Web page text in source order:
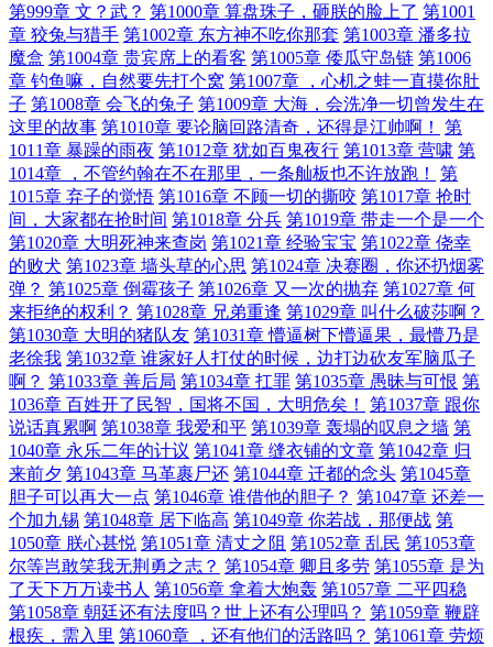
第999章 文？武？ 第1000章 算盘珠子，砸朕的脸上了 第1001
章 狡兔与猎手 第1002章 东方神不吃你那套 第1003章 潘多拉
魔盒 第1004章 贵宾席上的看客 第1005章 倭瓜守岛链 第1006
章 钓鱼嘛，自然要先打个窝 第1007章 ，心机之蛙一直摸你肚
子 第1008章 会飞的兔子 第1009章 大海，会洗净一切曾发生在
这里的故事 第1010章 要论脑回路清奇，还得是江帅啊！
第
1011章 暴躁的雨夜 第1012章 犹如百鬼夜行 第1013章 营啸 第
1014章 ，不管约翰在不在那里，一条舢板也不许放跑！
第
1015章 弃子的觉悟 第1016章 不顾一切的撕咬 第1017章 抢时
间，大家都在抢时间 第1018章 分兵 第1019章 带走一个是一个
第1020章 大明死神来查岗 第1021章 经验宝宝 第1022章 侥幸
的败犬 第1023章 墙头草的心思 第1024章 决赛圈，你还扔烟雾
弹？ 第1025章 倒霉孩子 第1026章 又一次的抛弃 第1027章 何
来拒绝的权利？ 第1028章 兄弟重逢 第1029章 叫什么破莎啊？
第1030章 大明的猪队友 第1031章 懵逼树下懵逼果，最懵乃是
老徐我 第1032章 谁家好人打仗的时候，边打边砍友军脑瓜子
啊？ 第1033章 善后局 第1034章 扛罪 第1035章 愚昧与可恨 第
1036章 百姓开了民智，国将不国，大明危矣！
第1037章 跟你
说话真累啊 第1038章 我爱和平 第1039章 轰塌的叹息之墙 第
1040章 永乐二年的计议 第1041章 缝衣铺的文章 第1042章 归
来前夕 第1043章 马革裹尸还 第1044章 迁都的念头 第1045章
胆子可以再大一点 第1046章 谁借他的胆子？ 第1047章 还差一
个加九锡 第1048章 居下临高 第1049章 你若战，那便战 第
1050章 朕心甚悦 第1051章 清丈之阻 第1052章 乱民 第1053章
尔等岂敢笑我无荆勇之志？ 第1054章 卿且多劳 第1055章 是为
了天下万万读书人 第1056章 拿着大炮轰 第1057章 二平四稳
第1058章 朝廷还有法度吗？世上还有公理吗？ 第1059章 鞭辟
根疾，需入里 第1060章 ，还有他们的活路吗？ 第1061章 劳烦